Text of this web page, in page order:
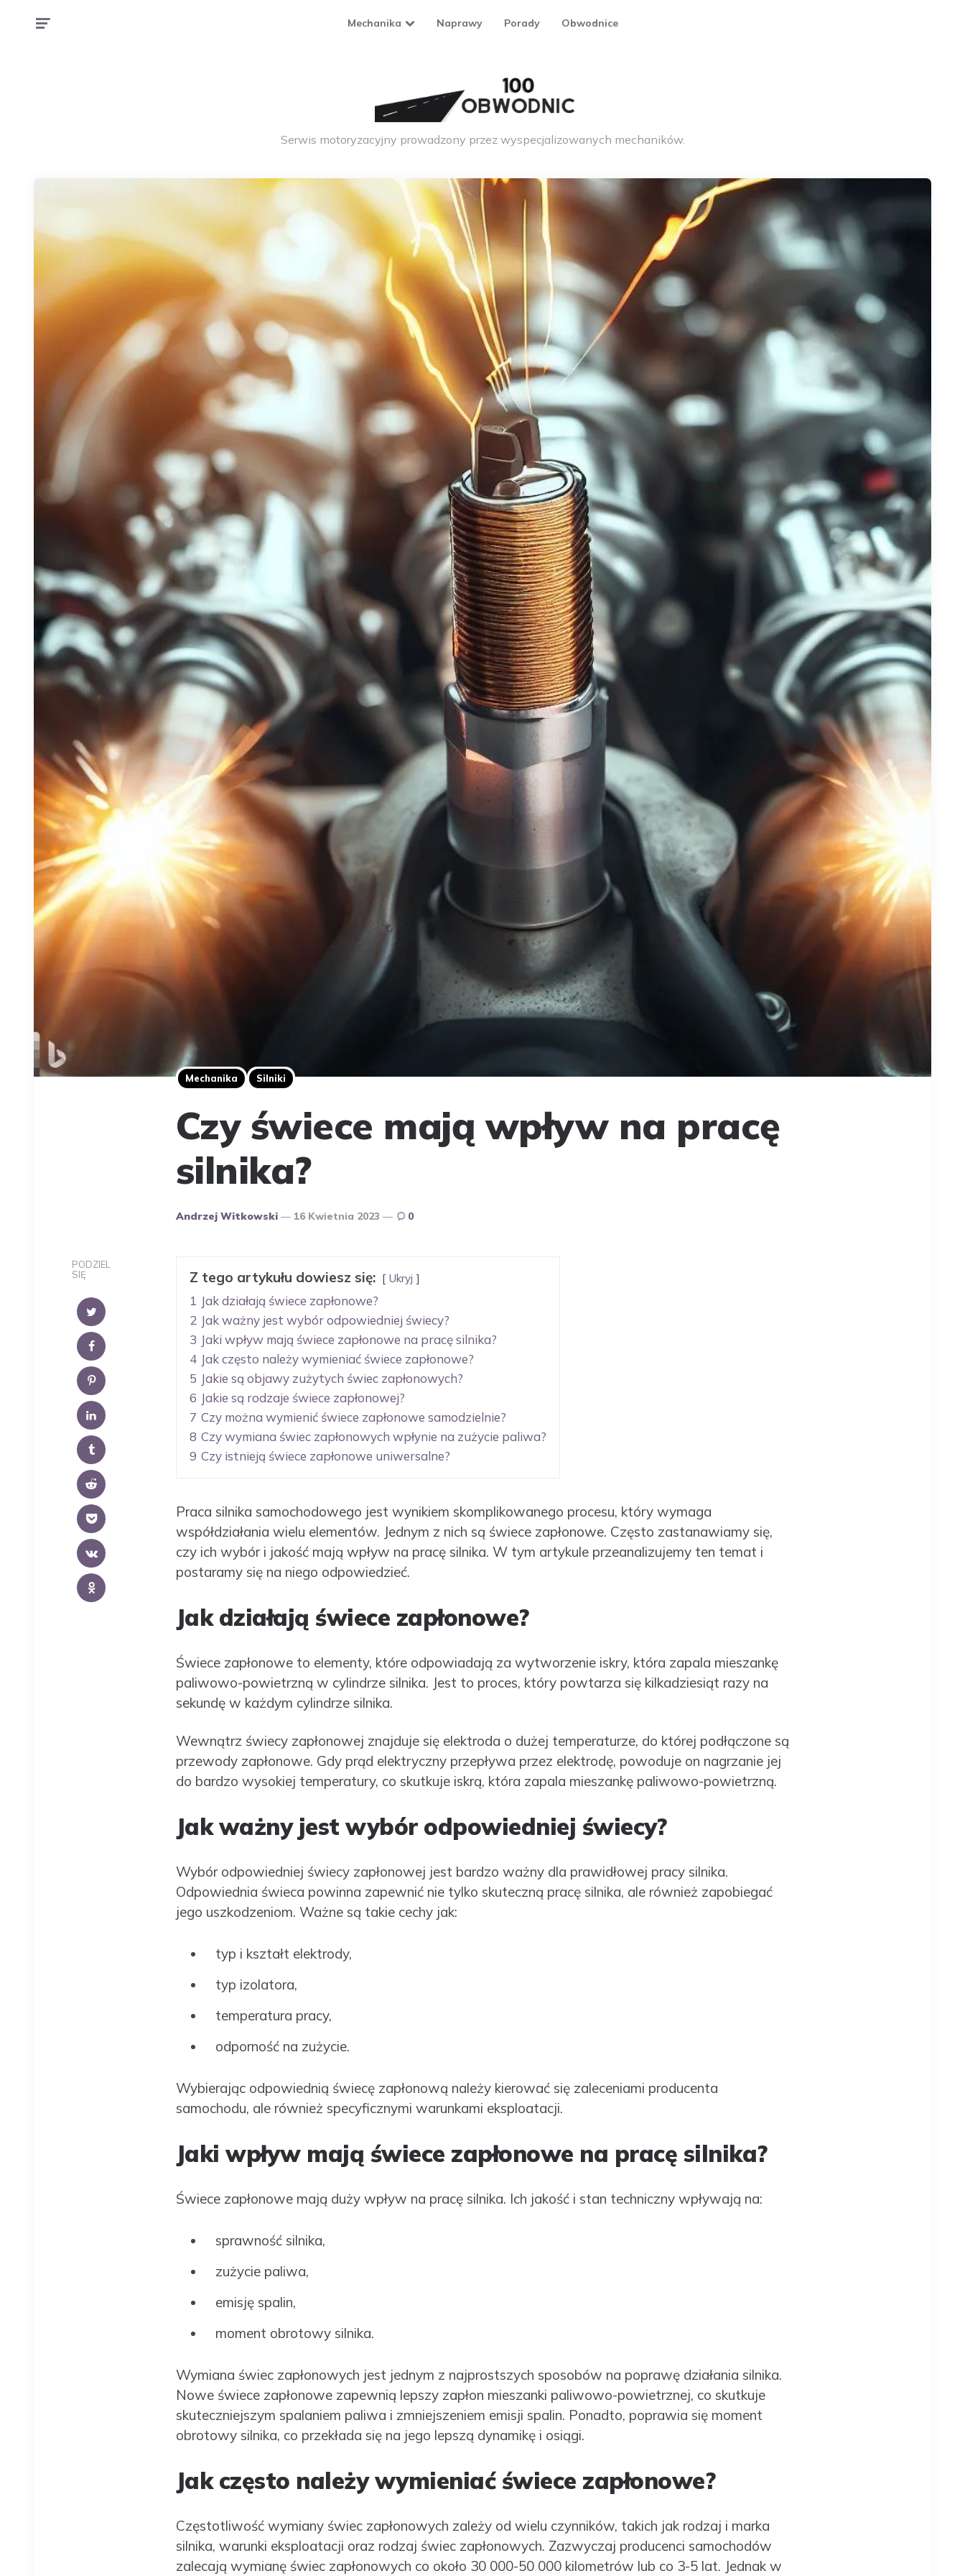
Mechanika Naprawy Porady Obwodnice
Serwis motoryzacyjny prowadzony przez wyspecjalizowanych mechaników.
Mechanika Silniki
Czy świece mają wpływ na pracę
silnika?
Opublikowany
Andrzej Witkowski 16 Kwietnia 2023 0
PODZIEL
SIĘ
Z tego artykułu dowiesz się: Ukryj
1 Jak działają świece zapłonowe?
2 Jak ważny jest wybór odpowiedniej świecy?
3 Jaki wpływ mają świece zapłonowe na pracę silnika?
4 Jak często należy wymieniać świece zapłonowe?
5 Jakie są objawy zużytych świec zapłonowych?
6 Jakie są rodzaje świece zapłonowej?
7 Czy można wymienić świece zapłonowe samodzielnie?
8 Czy wymiana świec zapłonowych wpłynie na zużycie paliwa?
9 Czy istnieją świece zapłonowe uniwersalne?
Praca silnika samochodowego jest wynikiem skomplikowanego procesu, który wymaga
współdziałania wielu elementów. Jednym z nich są świece zapłonowe. Często zastanawiamy się,
czy ich wybór i jakość mają wpływ na pracę silnika. W tym artykule przeanalizujemy ten temat i
postaramy się na niego odpowiedzieć.
Jak działają świece zapłonowe?
Świece zapłonowe to elementy, które odpowiadają za wytworzenie iskry, która zapala mieszankę
paliwowo-powietrzną w cylindrze silnika. Jest to proces, który powtarza się kilkadziesiąt razy na
sekundę w każdym cylindrze silnika.
Wewnątrz świecy zapłonowej znajduje się elektroda o dużej temperaturze, do której podłączone są
przewody zapłonowe. Gdy prąd elektryczny przepływa przez elektrodę, powoduje on nagrzanie jej
do bardzo wysokiej temperatury, co skutkuje iskrą, która zapala mieszankę paliwowo-powietrzną.
Jak ważny jest wybór odpowiedniej świecy?
Wybór odpowiedniej świecy zapłonowej jest bardzo ważny dla prawidłowej pracy silnika.
Odpowiednia świeca powinna zapewnić nie tylko skuteczną pracę silnika, ale również zapobiegać
jego uszkodzeniom. Ważne są takie cechy jak:
typ i kształt elektrody,
typ izolatora,
temperatura pracy,
odporność na zużycie.
Wybierając odpowiednią świecę zapłonową należy kierować się zaleceniami producenta
samochodu, ale również specyficznymi warunkami eksploatacji.
Jaki wpływ mają świece zapłonowe na pracę silnika?
Świece zapłonowe mają duży wpływ na pracę silnika. Ich jakość i stan techniczny wpływają na:
sprawność silnika,
zużycie paliwa,
emisję spalin,
moment obrotowy silnika.
Wymiana świec zapłonowych jest jednym z najprostszych sposobów na poprawę działania silnika.
Nowe świece zapłonowe zapewnią lepszy zapłon mieszanki paliwowo-powietrznej, co skutkuje
skuteczniejszym spalaniem paliwa i zmniejszeniem emisji spalin. Ponadto, poprawia się moment
obrotowy silnika, co przekłada się na jego lepszą dynamikę i osiągi.
Jak często należy wymieniać świece zapłonowe?
Częstotliwość wymiany świec zapłonowych zależy od wielu czynników, takich jak rodzaj i marka
silnika, warunki eksploatacji oraz rodzaj świec zapłonowych. Zazwyczaj producenci samochodów
zalecają wymianę świec zapłonowych co około 30 000-50 000 kilometrów lub co 3-5 lat. Jednak w